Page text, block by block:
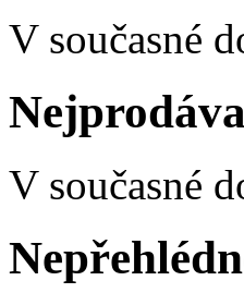
V současné
V současné